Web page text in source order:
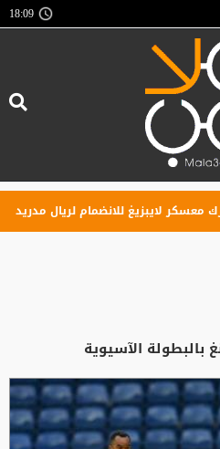
18:09
لايبزيغ للانضمام لريال مدريد